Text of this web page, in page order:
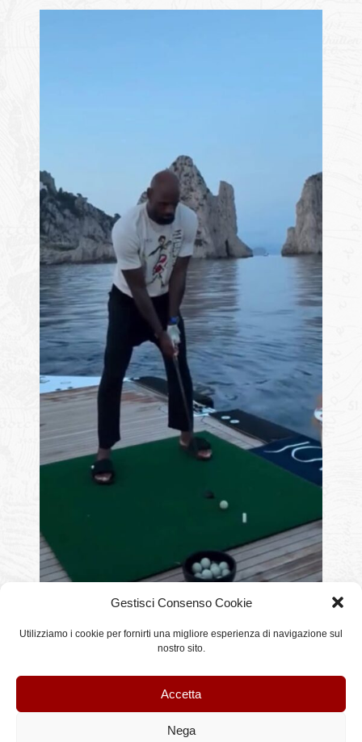
Gestisci Consenso Cookie
Utilizziamo i cookie per fornirti una migliore esperienza di navigazione sul
nostro sito.
Accetta
Nega
racconti-articoli-commenti. È possibile seguire tutte le repliche a questo articolo